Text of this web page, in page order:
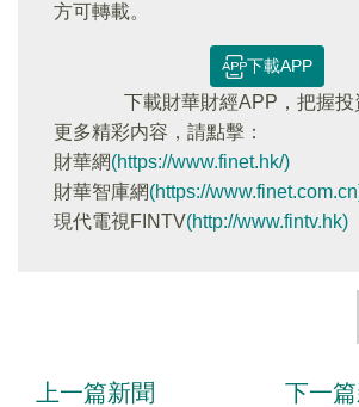
方可轉載。
下載APP
下載財華財經APP，把握投
更多精彩内容，請點擊：
財華網(https://www.finet.hk/)
財華智庫網(https://
現代電視FINTV(http://www.fintv.hk)
上一篇新聞 下一